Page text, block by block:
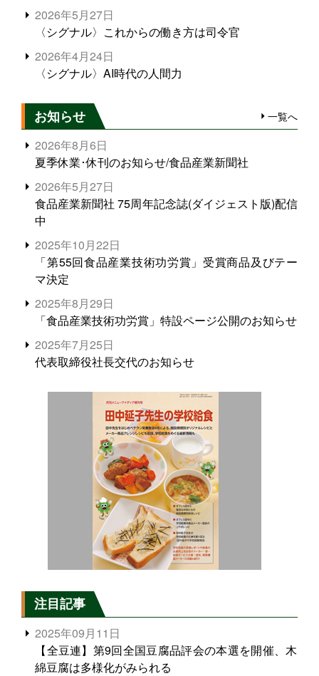
2026年5月27日
〈シグナル〉これからの働き方は司令官
2026年4月24日
〈シグナル〉AI時代の人間力
お知らせ 一覧へ
2026年8月6日
夏季休業･休刊のお知らせ/食品産業新聞社
2026年5月27日
食品産業新聞社 75周年記念誌(ダイジェスト版)配信
中
2025年10月22日
「第55回食品産業技術功労賞」受賞商品及びテー
マ決定
2025年8月29日
「食品産業技術功労賞」特設ページ公開のお知らせ
2025年7月25日
代表取締役社長交代のお知らせ
注目記事
2025年09月11日
【全豆連】第9回全国豆腐品評会の本選を開催、木
綿豆腐は多様化がみられる